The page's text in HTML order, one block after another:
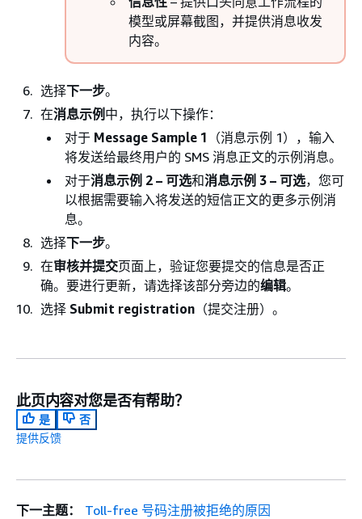
模型或屏幕截图，并提供消息收发
内容。
选择下一步。
在消息示例 中，执行以下操作：
对于 Message Sample 1 （消息示例 1），输入
将发送给最终用户的 SMS 消息正文的示例消息。
对于消息示例 2 – 可选和消息示例 3 – 可选，您可
以根据需要输入将发送的短信正文的更多示例消
息。
选择下一步。
在审核并提交页面上，验证您要提交的信息是否正
确。要进行更新，请选择该部分旁边的编辑。
选择 Submit registration （提交注册）。
此页内容对您是否有帮助？
是
否
提供反馈
下一主题：
Toll-free 号码注册被拒绝的原因